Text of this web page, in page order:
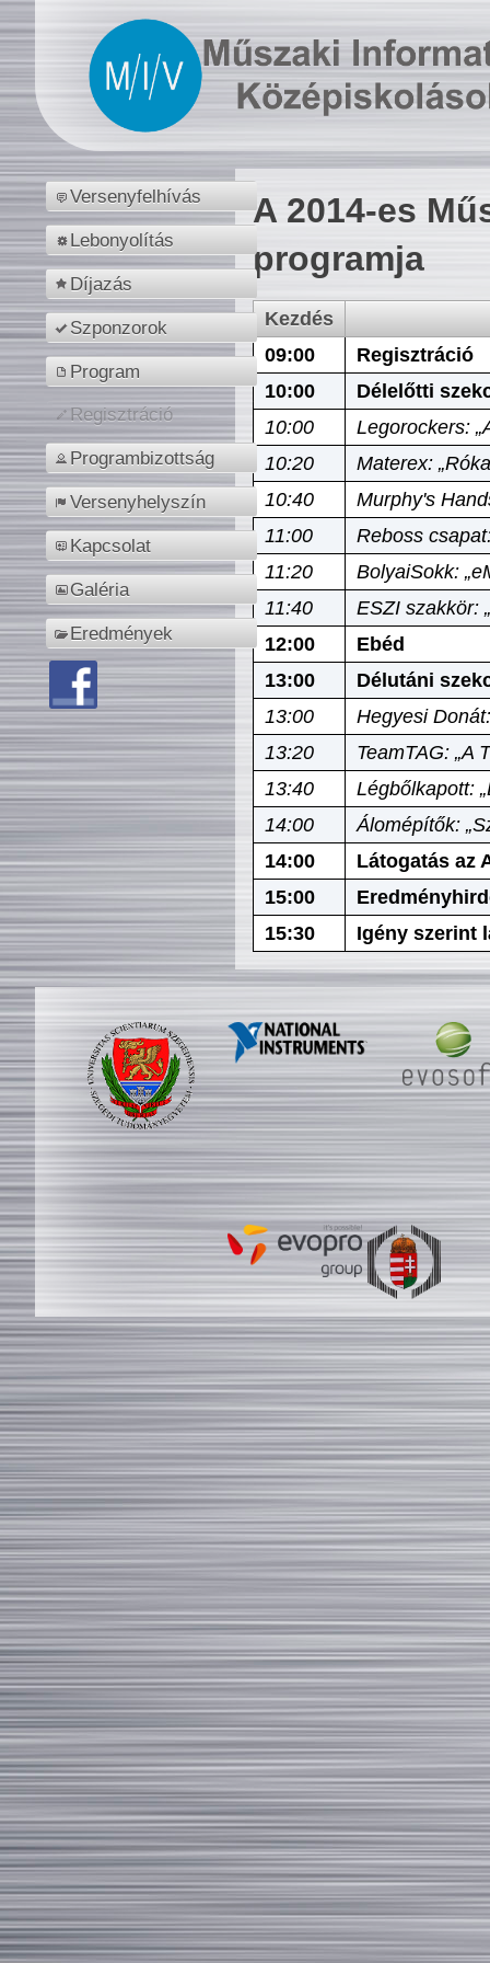
Versenyfelhívás
Lebonyolítás
Díjazás
Szponzorok
Program
Regisztráció
Programbizottság
Versenyhelyszín
Kapcsolat
Galéria
Eredmények
A 2014-es
programja
Kezdés
09:00
Regisztráció
10:00
Délelőtti
10:00
Legorockers:
10:20
Materex:
10:40
Murphy's
11:00
Reboss
11:20
BolyaiSokk:
11:40
ESZI szakkör:
12:00
Ebéd
13:00
Délutáni
13:00
Hegyesi
13:20
TeamTAG: „A
13:40
Légbőlkapott:
14:00
Álomépítők:
14:00
Látogatás az
15:00
15:30
Igény szerint